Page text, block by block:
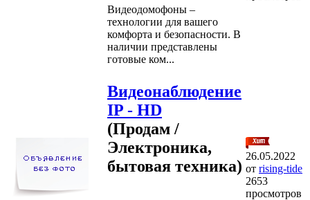
Видеодомофоны –
технологии для вашего
комфорта и безопасности. В
наличии представлены
готовые ком...
Видеонаблюдение
IP - HD
(Продам /
Электроника,
бытовая техника)
26.05.2022
от rising-tide
2653
просмотров